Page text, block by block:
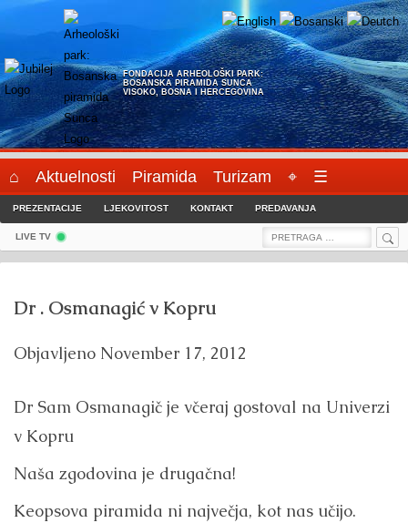
FONDACIJA ARHEOLOŠKI PARK:
BOSANSKA PIRAMIDA SUNCA
VISOKO, BOSNA I HERCEGOVINA
⌂ Aktuelnosti Piramida Turizam ⌖ ☰
PREZENTACIJE LJEKOVITOST KONTAKT PREDAVANJA
LIVE TV
Search
Dr . Osmanagić v Kopru
Objavljeno November 17, 2012
Dr Sam Osmanagič je včeraj gostoval na Univerzi
v Kopru
Naša zgodovina je drugačna!
Keopsova piramida ni največja, kot nas učijo.